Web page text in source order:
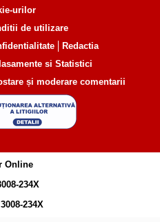
urilor
de utilizare
Redactia
și moderare comentarii
Online
234X
234X